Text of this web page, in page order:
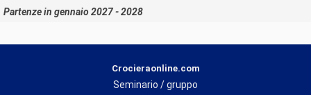
Partenze in gennaio 2027 - 2028
Crocieraonline.com
Seminario / gruppo